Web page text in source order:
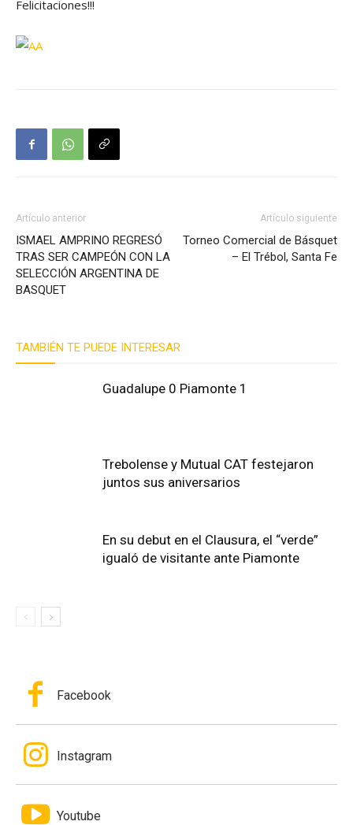
Felicitaciones!!!
Artículo anterior
ISMAEL AMPRINO REGRESÓ
TRAS SER CAMPEÓN CON LA
SELECCIÓN ARGENTINA DE
BASQUET
Artículo siguiente
Torneo Comercial de Básquet
– El Trébol, Santa Fe
TAMBIÉN TE PUEDE INTERESAR
Guadalupe 0 Piamonte 1
Trebolense y Mutual CAT festejaron
juntos sus aniversarios
En su debut en el Clausura, el “verde”
igualó de visitante ante Piamonte
Facebook
Instagram
Youtube